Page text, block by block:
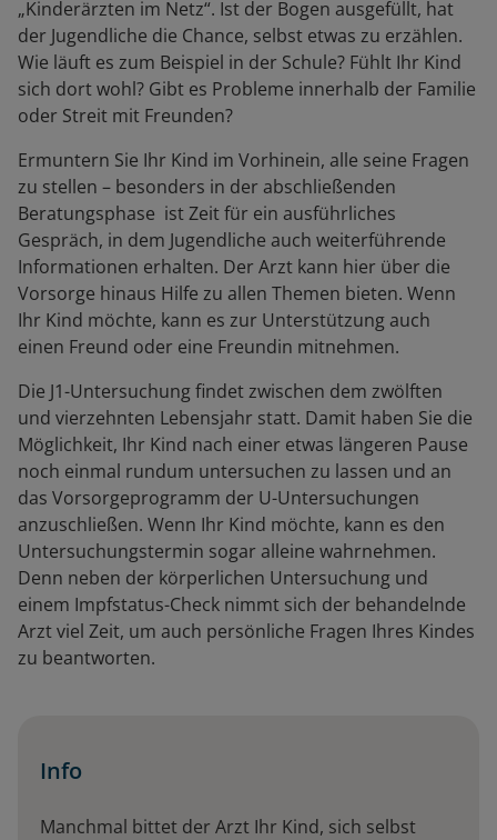
„Kinderärzten im Netz“. Ist der Bogen ausgefüllt, hat
der Jugendliche die Chance, selbst etwas zu erzählen.
Wie läuft es zum Beispiel in der Schule? Fühlt Ihr Kind
sich dort wohl? Gibt es Probleme innerhalb der Familie
oder Streit mit Freunden?
Ermuntern Sie Ihr Kind im Vorhinein, alle seine Fragen
zu stellen – besonders in der abschließenden
Beratungsphase ist Zeit für ein ausführliches
Gespräch, in dem Jugendliche auch weiterführende
Informationen erhalten. Der Arzt kann hier über die
Vorsorge hinaus Hilfe zu allen Themen bieten. Wenn
Ihr Kind möchte, kann es zur Unterstützung auch
einen Freund oder eine Freundin mitnehmen.
Die J1-Untersuchung findet zwischen dem zwölften
und vierzehnten Lebensjahr statt. Damit haben Sie die
Möglichkeit, Ihr Kind nach einer etwas längeren Pause
noch einmal rundum untersuchen zu lassen und an
das Vorsorgeprogramm der U-Untersuchungen
anzuschließen. Wenn Ihr Kind möchte, kann es den
Untersuchungstermin sogar alleine wahrnehmen.
Denn neben der körperlichen Untersuchung und
einem Impfstatus-Check nimmt sich der behandelnde
Arzt viel Zeit, um auch persönliche Fragen Ihres Kindes
zu beantworten.
Info
Manchmal bittet der Arzt Ihr Kind, sich selbst